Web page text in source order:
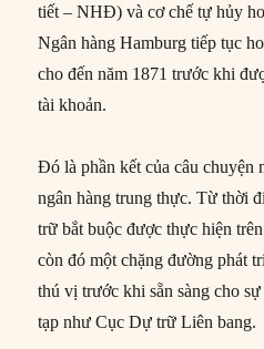
tiết – NHĐ) và cơ chế tự hủy
Ngân hàng Hamburg tiếp tục
cho đến năm 1871 trước khi
tài khoản.
Đó là phần kết của câu chuyện
ngân hàng trung thực. Từ thời
trữ bắt buộc được thực hiện
còn đó một chặng đường phát
thú vị trước khi sẵn sàng cho
tạp như Cục Dự trữ Liên bang.